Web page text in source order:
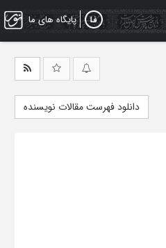
پایگاه های ما
دانلود فهرست مقالات نویسنده